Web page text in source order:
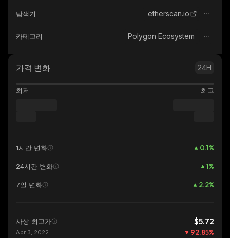
탐색기 etherscan.io
카테고리 Polygon Ecosystem
가격 변화 24H
최저 최고
1시간 변화 0.1%
24시간 변화 1%
7일 변화 2.2%
사상 최고가 $5.72
Apr 3, 2022 92.85%